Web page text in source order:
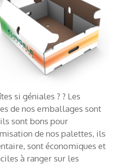
si géniales ? ? Les
de nos emballages sont
sont bons pour
de nos palettes, ils
sont économiques et
à ranger sur les